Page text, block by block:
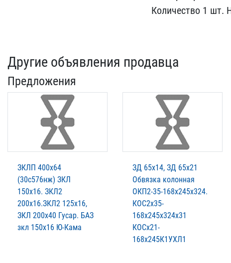
Количество 1 шт.
Другие объявления продавца
Предложения
ЗКЛП 400х64
(30с576нж) ЗКЛ
150х16. ЗКЛ2
200х16.ЗКЛ2 125х16,
ЗКЛ 200х40 Гусар. БАЗ
зкл 150х16 Ю-Кама
ЗД 65х14, ЗД 65х21
Обвязка колонная
ОКП2-35-168х245х324.
КОС2х35-
168х245х324х31
КОСх21-
168х245К1УХЛ1